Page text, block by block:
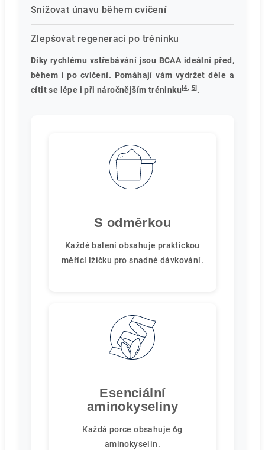
Snižovat únavu během cvičení
Zlepšovat regeneraci po tréninku
Díky rychlému vstřebávání jsou BCAA ideální před,
během i po cvičení. Pomáhají vám vydržet déle a
cítit se lépe i při náročnějším tréninku [4, 5] .
S odměrkou
Každé balení obsahuje praktickou
měřící lžičku pro snadné dávkování.
Esenciální
aminokyseliny
Každá porce obsahuje 6g
aminokyselin.